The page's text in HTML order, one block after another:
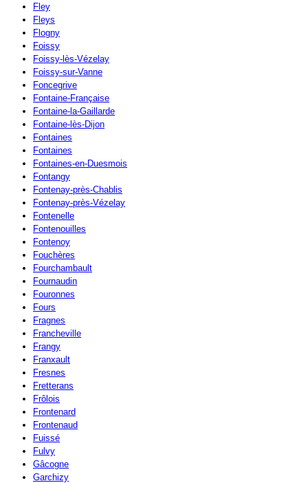
Fley
Fleys
Flogny
Foissy
Foissy-lès-Vézelay
Foissy-sur-Vanne
Foncegrive
Fontaine-Française
Fontaine-la-Gaillarde
Fontaine-lès-Dijon
Fontaines
Fontaines
Fontaines-en-Duesmois
Fontangy
Fontenay-près-Chablis
Fontenay-près-Vézelay
Fontenelle
Fontenouilles
Fontenoy
Fouchères
Fourchambault
Fournaudin
Fouronnes
Fours
Fragnes
Francheville
Frangy
Franxault
Fresnes
Fretterans
Frôlois
Frontenard
Frontenaud
Fuissé
Fulvy
Gâcogne
Garchizy